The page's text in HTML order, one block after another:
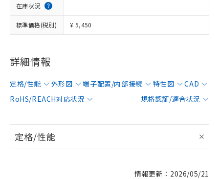
在庫状況
標準価格(税別) ¥ 5,450
詳細情報
定格/性能 外形図 端子配置/内部接続 特性図
CAD
RoHS/REACH対応状況
規格認証/適合状況
定格/性能
情報更新：2026/05/21